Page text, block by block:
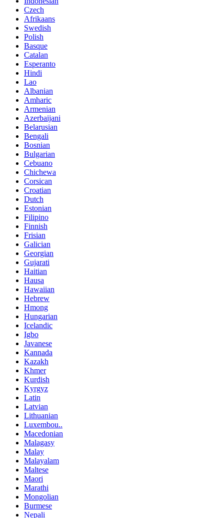
Czech
Afrikaans
Swedish
Polish
Basque
Catalan
Esperanto
Hindi
Lao
Albanian
Amharic
Armenian
Azerbaijani
Belarusian
Bengali
Bosnian
Bulgarian
Cebuano
Chichewa
Corsican
Croatian
Dutch
Estonian
Filipino
Finnish
Frisian
Galician
Georgian
Gujarati
Haitian
Hausa
Hawaiian
Hebrew
Hmong
Hungarian
Icelandic
Igbo
Javanese
Kannada
Kazakh
Khmer
Kurdish
Kyrgyz
Latin
Latvian
Lithuanian
Luxembou..
Macedonian
Malagasy
Malay
Malayalam
Maltese
Maori
Marathi
Mongolian
Burmese
Nepali